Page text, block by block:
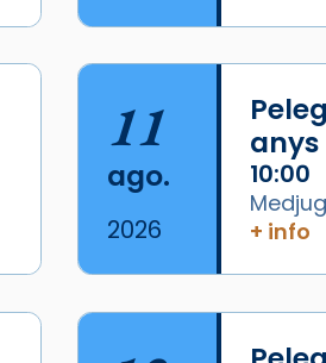
11
ago.
2026
10:00
+ info